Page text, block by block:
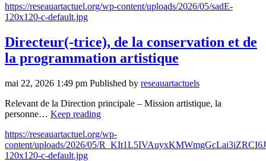
https://reseauartactuel.org/wp-content/uploads/2026/05/sadE-
120x120-c-default.jpg
Directeur(-trice), de la conservation et de
la programmation artistique
mai 22, 2026 1:49 pm Published by reseauartactuels
Relevant de la Direction principale – Mission artistique, la
personne… Keep reading
https://reseauartactuel.org/wp-
content/uploads/2026/05/
120x120-c-default.jpg